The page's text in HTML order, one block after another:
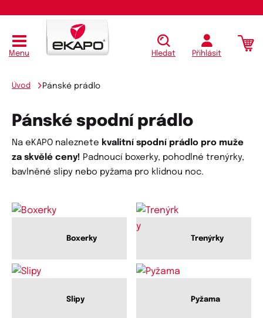
Menu Hledat Přihlásit
Úvod Pánské prádlo
Pánské spodní prádlo
Na eKAPO naleznete kvalitní spodní prádlo pro muže
za skvělé ceny! Padnoucí boxerky, pohodlné trenýrky,
bavlněné slipy nebo pyžama pro klidnou noc.
Boxerky Trenýrky
Slipy Pyžama